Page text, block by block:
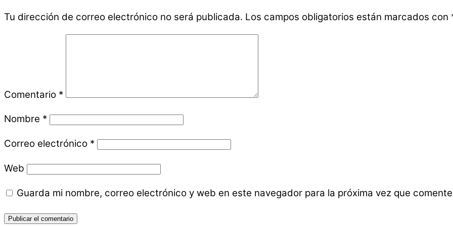
Tu dirección de correo electrónico no será publicada. Los campos obligatorios están marcados con
Comentario *
Nombre *
Correo electrónico *
Web
Guarda mi nombre, correo electrónico y web en este navegador para la próxima vez que